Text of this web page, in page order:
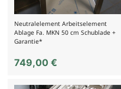
Neutralelement Arbeitselement
Ablage Fa. MKN 50 cm Schublade +
Garantie*
749,00 €